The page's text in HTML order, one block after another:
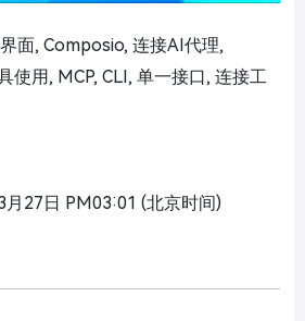
面, Composio, 连接AI代理,
使用, MCP, CLI, 单一接口, 连接工
月27日 PM03:01 (北京时间)